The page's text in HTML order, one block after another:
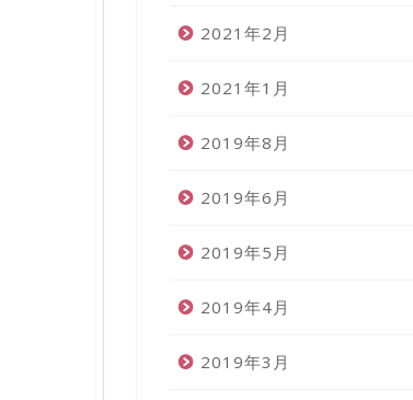
2021年2月
2021年1月
2019年8月
2019年6月
2019年5月
2019年4月
2019年3月